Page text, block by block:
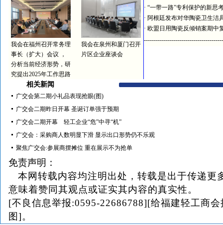
我会在福州召开常务理
事长（扩大）会议 ，
分析当前经济形势，研
究提出2025年工作思路
我会在泉州和厦门召开
片区企业座谈会
· “一带一路”专利保护的新思
· 阿根廷发布对华陶瓷卫生洁
· 欧盟日用陶瓷反倾销案期中
相关新闻
广交会第二期小礼品表现抢眼(图)
广交会二期昨日开幕 圣诞订单强于预期
广交会二期开幕 轻工企业“危”中寻“机”
广交会：采购商人数明显下滑 显示出口形势仍不乐观
聚焦广交会:参展商摆摊位 重在展示不为抢单
免责声明：
本网转载内容均注明出处，转载是出于传递更
意味着赞同其观点或证实其内容的真实性。
[不良信息举报:0595-22686788][给福建轻工商
图]。